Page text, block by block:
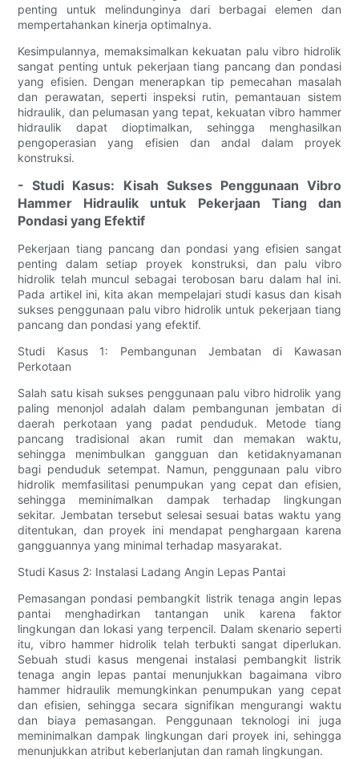
penting untuk melindunginya dari berbagai elemen dan
mempertahankan kinerja optimalnya.
Kesimpulannya, memaksimalkan kekuatan palu vibro hidrolik
sangat penting untuk pekerjaan tiang pancang dan pondasi
yang efisien. Dengan menerapkan tip pemecahan masalah
dan perawatan, seperti inspeksi rutin, pemantauan sistem
hidraulik, dan pelumasan yang tepat, kekuatan vibro hammer
hidraulik dapat dioptimalkan, sehingga menghasilkan
pengoperasian yang efisien dan andal dalam proyek
konstruksi.
- Studi Kasus: Kisah Sukses Penggunaan Vibro
Hammer Hidraulik untuk Pekerjaan Tiang dan
Pondasi yang Efektif
Pekerjaan tiang pancang dan pondasi yang efisien sangat
penting dalam setiap proyek konstruksi, dan palu vibro
hidrolik telah muncul sebagai terobosan baru dalam hal ini.
Pada artikel ini, kita akan mempelajari studi kasus dan kisah
sukses penggunaan palu vibro hidrolik untuk pekerjaan tiang
pancang dan pondasi yang efektif.
Studi Kasus 1: Pembangunan Jembatan di Kawasan
Perkotaan
Salah satu kisah sukses penggunaan palu vibro hidrolik yang
paling menonjol adalah dalam pembangunan jembatan di
daerah perkotaan yang padat penduduk. Metode tiang
pancang tradisional akan rumit dan memakan waktu,
sehingga menimbulkan gangguan dan ketidaknyamanan
bagi penduduk setempat. Namun, penggunaan palu vibro
hidrolik memfasilitasi penumpukan yang cepat dan efisien,
sehingga meminimalkan dampak terhadap lingkungan
sekitar. Jembatan tersebut selesai sesuai batas waktu yang
ditentukan, dan proyek ini mendapat penghargaan karena
gangguannya yang minimal terhadap masyarakat.
Studi Kasus 2: Instalasi Ladang Angin Lepas Pantai
Pemasangan pondasi pembangkit listrik tenaga angin lepas
pantai menghadirkan tantangan unik karena faktor
lingkungan dan lokasi yang terpencil. Dalam skenario seperti
itu, vibro hammer hidrolik telah terbukti sangat diperlukan.
Sebuah studi kasus mengenai instalasi pembangkit listrik
tenaga angin lepas pantai menunjukkan bagaimana vibro
hammer hidraulik memungkinkan penumpukan yang cepat
dan efisien, sehingga secara signifikan mengurangi waktu
dan biaya pemasangan. Penggunaan teknologi ini juga
meminimalkan dampak lingkungan dari proyek ini, sehingga
menunjukkan atribut keberlanjutan dan ramah lingkungan.